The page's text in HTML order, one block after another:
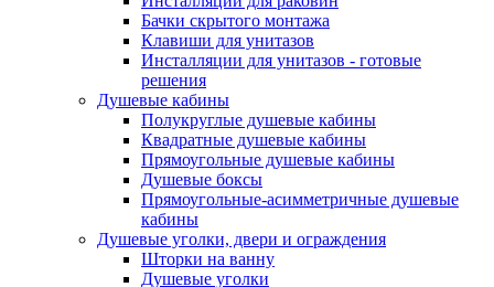
Бачки скрытого монтажа
Клавиши для унитазов
Инсталляции для унитазов - готовые
решения
Душевые кабины
Полукруглые душевые кабины
Квадратные душевые кабины
Прямоугольные душевые кабины
Душевые боксы
Прямоугольные-асимметричные душевые
кабины
Душевые уголки, двери и ограждения
Шторки на ванну
Душевые уголки